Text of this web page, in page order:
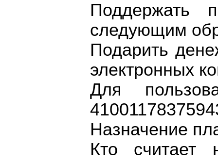
Поддержать
следующим
Подарить
электронных
Для
Назначение
Кто считает